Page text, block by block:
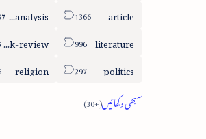
article
column-analysis
literature
book-review
politics
religion